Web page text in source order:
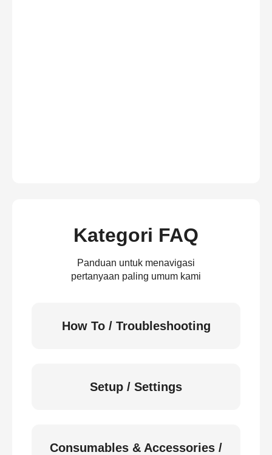
Kategori FAQ
Panduan untuk menavigasi
pertanyaan paling umum kami
How To / Troubleshooting
Setup / Settings
Consumables & Accessories /